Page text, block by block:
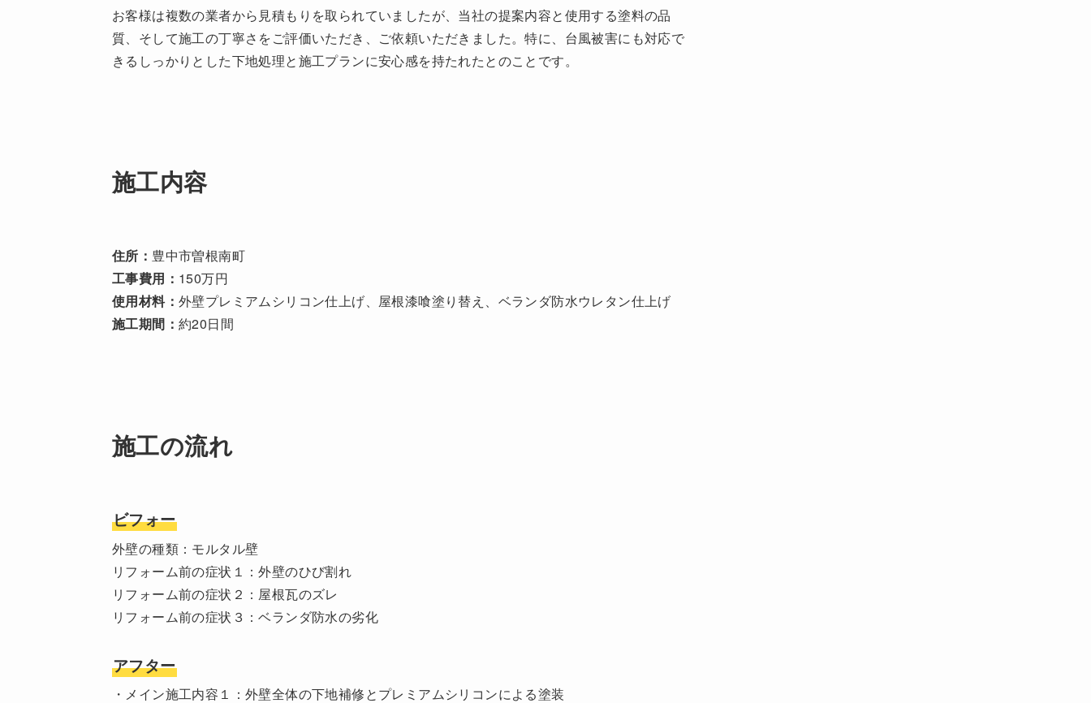
お客様は複数の業者から見積もりを取られていましたが、当社の提案内容と使用する塗料の品
質、そして施工の丁寧さをご評価いただき、ご依頼いただきました。特に、台風被害にも対応で
きるしっかりとした下地処理と施工プランに安心感を持たれたとのことです。
施工内容
住所： 豊中市曽根南町
工事費用： 150万円
使用材料： 外壁プレミアムシリコン仕上げ、屋根漆喰塗り替え、ベランダ防水ウレタン仕上げ
施工期間： 約20日間
施工の流れ
ビフォー
外壁の種類：モルタル壁
リフォーム前の症状１：外壁のひび割れ
リフォーム前の症状２：屋根瓦のズレ
リフォーム前の症状３：ベランダ防水の劣化
アフター
・メイン施工内容１：外壁全体の下地補修とプレミアムシリコンによる塗装